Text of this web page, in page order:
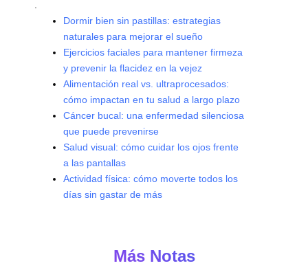
Dormir bien sin pastillas: estrategias
naturales para mejorar el sueño
Ejercicios faciales para mantener firmeza
y prevenir la flacidez en la vejez
Alimentación real vs. ultraprocesados:
cómo impactan en tu salud a largo plazo
Cáncer bucal: una enfermedad silenciosa
que puede prevenirse
Salud visual: cómo cuidar los ojos frente
a las pantallas
Actividad física: cómo moverte todos los
días sin gastar de más
Más Notas